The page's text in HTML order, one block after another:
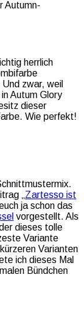
Autumn-
herrlich
zwar, weil
Autum Glory
dieser
Wie perfekt!
„Zartesso ist
ja schon das
vorgestellt. Als
dieses tolle
Variante
Varianten
ich dieses Mal
Bündchen